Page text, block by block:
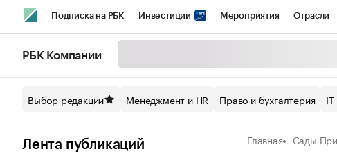
Подписка на РБК Инвестиции Мероприятия Отрасли
Спецпроекты СПб Конференции СПб Спецпроекты
Технологии и медиа Рынок наличной валюты
РБК Компании
Выбор редакции Менеджмент и HR Право и бухгалтерия
Лента публикаций Главная Сады